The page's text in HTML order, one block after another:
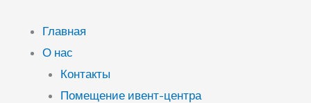
содержимому
Главная
О нас
Контакты
Помещение ивент-центра